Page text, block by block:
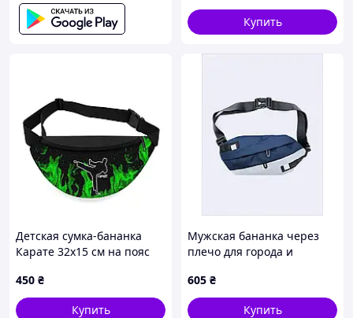
Купить
Детская сумка-бананка
Карате 32х15 см на пояс
450 ₴
Купить
Мужская бананка через
плечо для города и
605 ₴
Купить